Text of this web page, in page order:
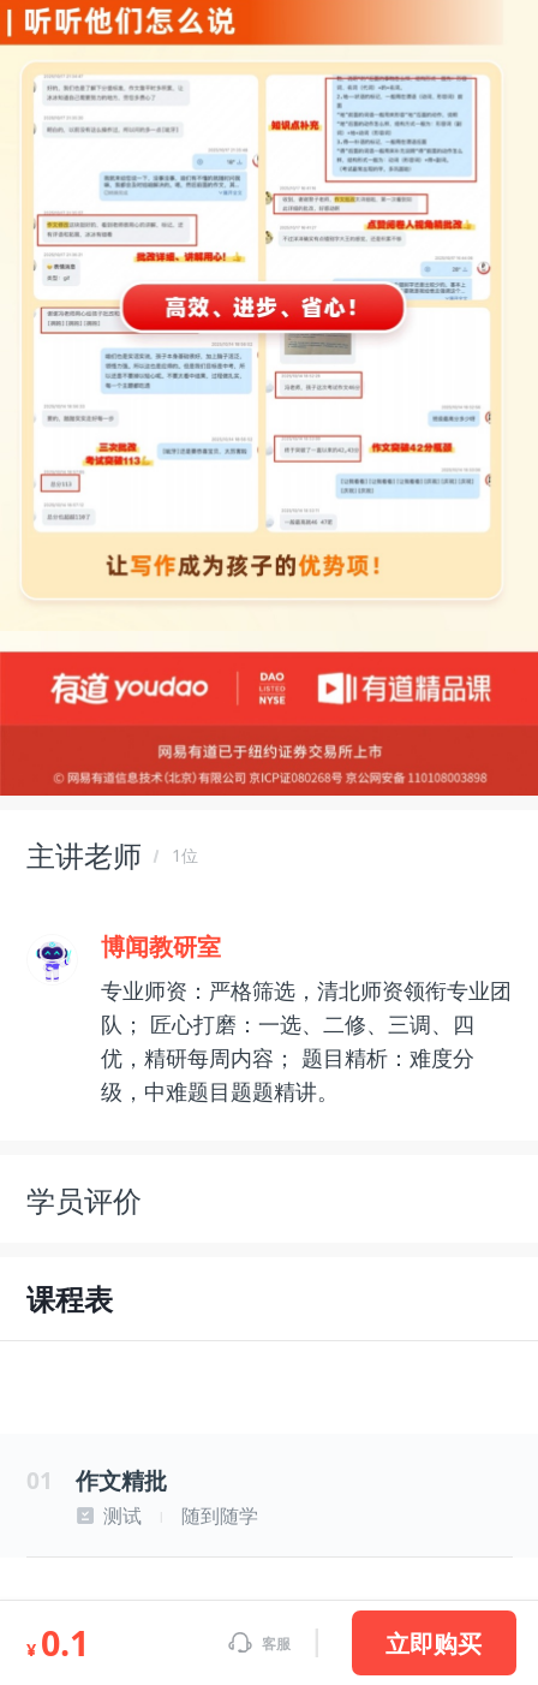
主讲老师 1位
博闻教研室
专业师资：严格筛选，清北师资领衔专业团
队； 匠心打磨：一选、二修、三调、四
优，精研每周内容； 题目精析：难度分
级，中难题目题题精讲。
学员评价
课程表
01 作文精批
测试 随到随学
¥ 0.1 客服 立即购买